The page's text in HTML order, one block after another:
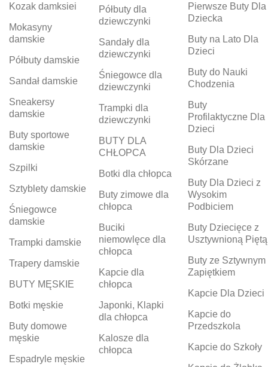
Kozak damksiei
Mokasyny
damskie
Półbuty damskie
Sandał damskie
Sneakersy
damskie
Buty sportowe
damskie
Szpilki
Sztyblety damskie
Śniegowce
damskie
Trampki damskie
Trapery damskie
BUTY MĘSKIE
Botki męskie
Buty domowe
męskie
Espadryle męskie
Półbuty dla
dziewczynki
Sandały dla
dziewczynki
Śniegowce dla
dziewczynki
Trampki dla
dziewczynki
BUTY DLA
CHŁOPCA
Botki dla chłopca
Buty zimowe dla
chłopca
Buciki
niemowlęce dla
chłopca
Kapcie dla
chłopca
Japonki, Klapki
dla chłopca
Kalosze dla
chłopca
Pierwsze Buty Dla
Dziecka
Buty na Lato Dla
Dzieci
Buty do Nauki
Chodzenia
Buty
Profilaktyczne Dla
Dzieci
Buty Dla Dzieci
Skórzane
Buty Dla Dzieci z
Wysokim
Podbiciem
Buty Dziecięce z
Usztywnioną Piętą
Buty ze Sztywnym
Zapiętkiem
Kapcie Dla Dzieci
Kapcie do
Przedszkola
Kapcie do Szkoły